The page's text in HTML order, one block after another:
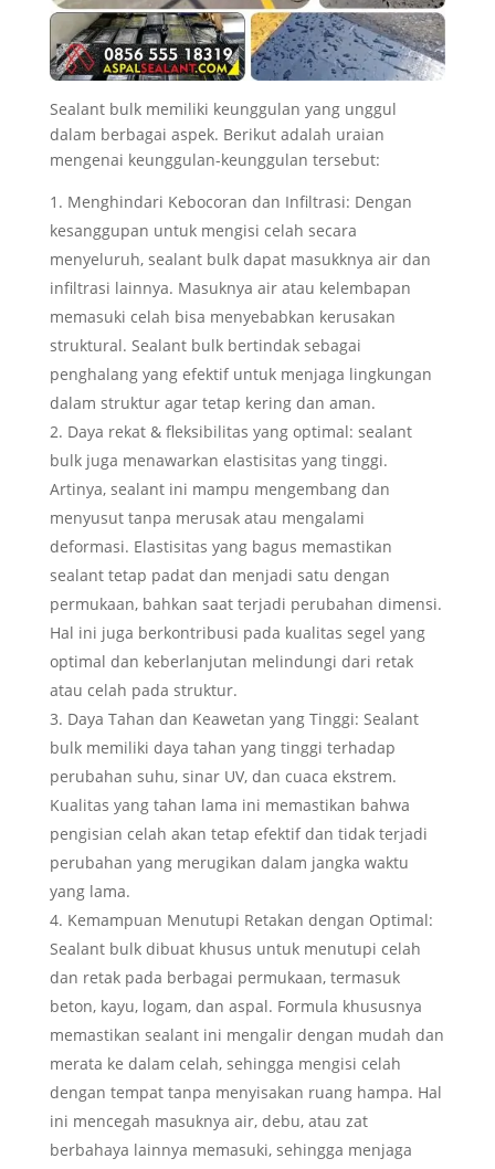
Sealant bulk memiliki keunggulan yang unggul
dalam berbagai aspek. Berikut adalah uraian
mengenai keunggulan-keunggulan tersebut:
Menghindari Kebocoran dan Infiltrasi: Dengan
kesanggupan untuk mengisi celah secara
menyeluruh, sealant bulk dapat masukknya air dan
infiltrasi lainnya. Masuknya air atau kelembapan
memasuki celah bisa menyebabkan kerusakan
struktural. Sealant bulk bertindak sebagai
penghalang yang efektif untuk menjaga lingkungan
dalam struktur agar tetap kering dan aman.
Daya rekat & fleksibilitas yang optimal: sealant
bulk juga menawarkan elastisitas yang tinggi.
Artinya, sealant ini mampu mengembang dan
menyusut tanpa merusak atau mengalami
deformasi. Elastisitas yang bagus memastikan
sealant tetap padat dan menjadi satu dengan
permukaan, bahkan saat terjadi perubahan dimensi.
Hal ini juga berkontribusi pada kualitas segel yang
optimal dan keberlanjutan melindungi dari retak
atau celah pada struktur.
Daya Tahan dan Keawetan yang Tinggi: Sealant
bulk memiliki daya tahan yang tinggi terhadap
perubahan suhu, sinar UV, dan cuaca ekstrem.
Kualitas yang tahan lama ini memastikan bahwa
pengisian celah akan tetap efektif dan tidak terjadi
perubahan yang merugikan dalam jangka waktu
yang lama.
Kemampuan Menutupi Retakan dengan Optimal:
Sealant bulk dibuat khusus untuk menutupi celah
dan retak pada berbagai permukaan, termasuk
beton, kayu, logam, dan aspal. Formula khususnya
memastikan sealant ini mengalir dengan mudah dan
merata ke dalam celah, sehingga mengisi celah
dengan tempat tanpa menyisakan ruang hampa. Hal
ini mencegah masuknya air, debu, atau zat
berbahaya lainnya memasuki, sehingga menjaga